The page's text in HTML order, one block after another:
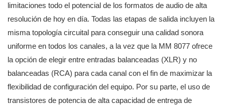
limitaciones todo el potencial de los formatos de audio de alta
resolución de hoy en día. Todas las etapas de salida incluyen la
misma topología circuital para conseguir una calidad sonora
uniforme en todos los canales, a la vez que la MM 8077 ofrece
la opción de elegir entre entradas balanceadas (XLR) y no
balanceadas (RCA) para cada canal con el fin de maximizar la
flexibilidad de configuración del equipo. Por su parte, el uso de
transistores de potencia de alta capacidad de entrega de